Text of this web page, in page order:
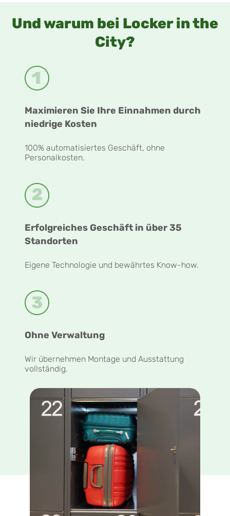
Und warum bei Locker in the
City?
Maximieren Sie Ihre Einnahmen durch
niedrige Kosten
100% automatisiertes Geschäft, ohne
Personalkosten.
Erfolgreiches Geschäft in über 35
Standorten
Eigene Technologie und bewährtes Know-how.
Ohne Verwaltung
Wir übernehmen Montage und Ausstattung
vollständig.